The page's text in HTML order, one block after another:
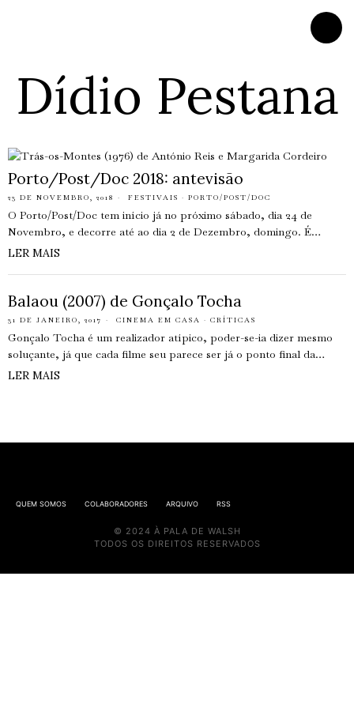
Dídio Pestana
Porto/Post/Doc 2018: antevisão
23 DE NOVEMBRO, 2018 FESTIVAIS · PORTO/POST/DOC
O Porto/Post/Doc tem início já no próximo sábado, dia 24 de
Novembro, e decorre até ao dia 2 de Dezembro, domingo. É…
LER MAIS
Balaou (2007) de Gonçalo Tocha
31 DE JANEIRO, 2017 CINEMA EM CASA · CRÍTICAS
Gonçalo Tocha é um realizador atípico, poder-se-ia dizer mesmo
soluçante, já que cada filme seu parece ser já o ponto final da…
LER MAIS
QUEM SOMOS COLABORADORES ARQUIVO RSS
© 2024 À PALA DE WALSH
TODOS OS DIREITOS RESERVADOS